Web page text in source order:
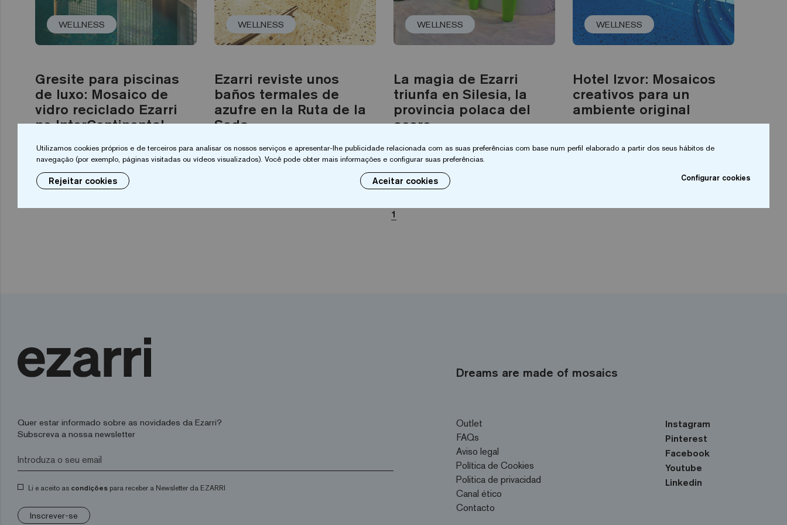
WELLNESS
Gresite para piscinas
de luxo: Mosaico de
vidro reciclado Ezarri
no InterContinental
Leia mais
WELLNESS
Ezarri reviste unos
baños termales de
azufre en la Ruta de la
Seda
Leia mais
WELLNESS
La magia de Ezarri
triunfa en Silesia, la
provincia polaca del
acero
Leia mais
WELLNESS
Hotel Izvor: Mosaicos
creativos para un
ambiente original
1
Dreams are made of mosaics
Quer estar informado sobre as novidades da Ezarri?
Subscreva a nossa newsletter
Li e aceito as condições para receber a Newsletter da EZARRI
Inscrever-se
Outlet
FAQs
Aviso legal
Política de Cookies
Politica de privacidad
Canal ético
Contacto
Instagram
Pinterest
Facebook
Youtube
Linkedin
Utilizamos cookies próprios e de terceiros para analisar os nossos serviços e apresentar-lhe publicidade relacionada com as suas preferências com base num perfil elaborado a partir dos seus hábitos de
navegação (por exemplo, páginas visitadas ou vídeos visualizados). Você pode obter mais informações e configurar suas preferências.
Rejeitar cookies Aceitar cookies Configurar cookies